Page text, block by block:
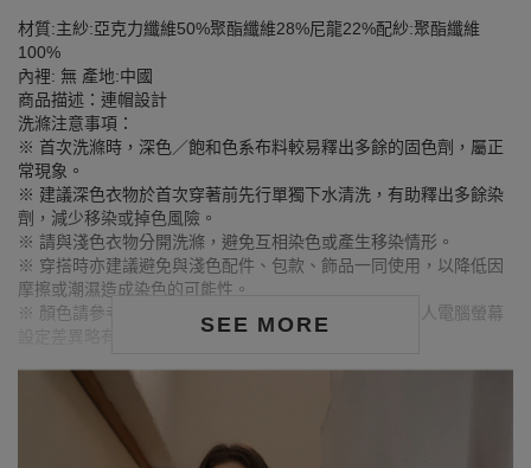
SEE MORE
材質:主紗:亞克力纖維50%聚酯纖維28%尼龍22%配紗:聚酯纖維
100%
內裡: 無 產地:中國
商品描述：連帽設計
洗滌注意事項：
※ 首次洗滌時，深色／飽和色系布料較易釋出多餘的固色劑，屬正
常現象。
※ 建議深色衣物於首次穿著前先行單獨下水清洗，有助釋出多餘染
劑，減少移染或掉色風險。
※ 請與淺色衣物分開洗滌，避免互相染色或產生移染情形。
※ 穿搭時亦建議避免與淺色配件、包款、飾品一同使用，以降低因
摩擦或潮濕造成染色的可能性。
※ 顏色請參考單品圖片較為接近，但因圖檔顏色會因個人電腦螢幕
設定差異略有不同，請以實際商品顏色為準。
MODEL資訊
身高175cm／胸圍Bust：83cm
腰圍Waist：60cm／臀圍hips：90cm